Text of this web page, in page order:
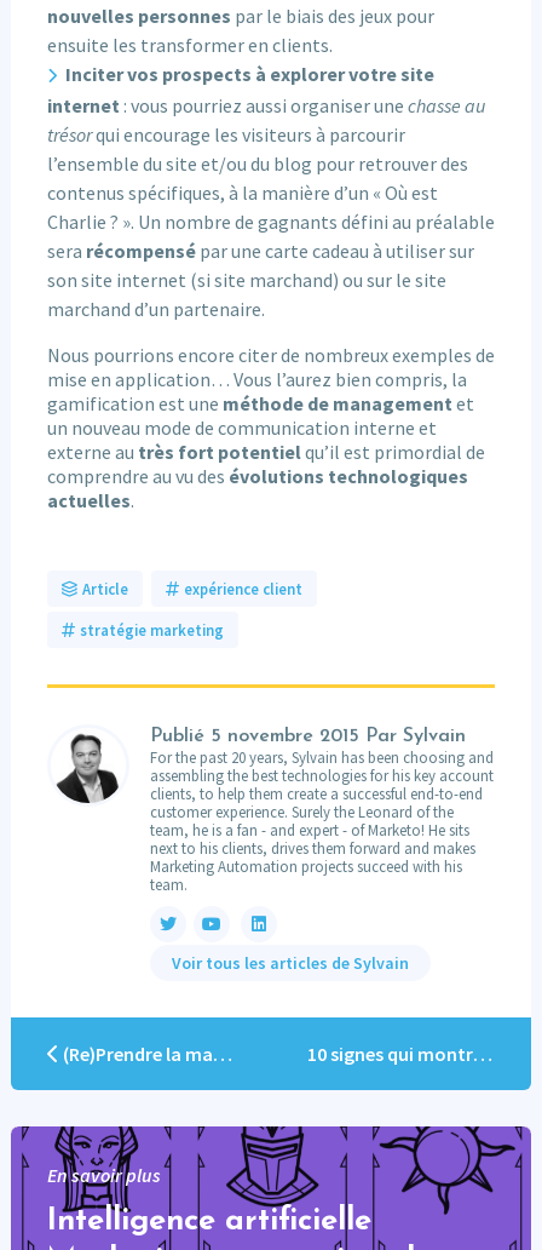
nouvelles personnes par le biais des jeux pour
ensuite les transformer en clients.
Inciter vos prospects à explorer votre site
internet : vous pourriez aussi organiser une chasse au
trésorqui encourage les visiteurs à parcourir
l’ensemble du site et/ou du blog pour retrouver des
contenus spécifiques, à la manière d’un « Où est
Charlie ? ». Un nombre de gagnants défini au préalable
sera récompensépar une carte cadeau à utiliser sur
son site internet (si site marchand) ou sur le site
marchand d’un partenaire.
Nous pourrions encore citer de nombreux exemples de
mise en application… Vous l’aurez bien compris, la
gamification est une méthode de management et
un nouveau mode de communication interne et
externe au très fort potentielqu’il est primordial de
comprendre au vu des évolutions technologiques
actuelles.
Article expérience client
stratégie marketing
Publié 5 novembre 2015 Par Sylvain
For the past 20 years, Sylvain has been choosing and
assembling the best technologies for his key account
clients, to help them create a successful end-to-end
customer experience. Surely the Leonard of the
team, he is a fan - and expert - of Marketo! He sits
next to his clients, drives them forward and makes
Marketing Automation projects succeed with his
team.
Voir tous les articles de Sylvain
(Re)Prendre la main sur Marketo 10 signes qui montrent que vous êtes mûrs pour le Marketing automation
En savoir plus
Intelligence artificielle